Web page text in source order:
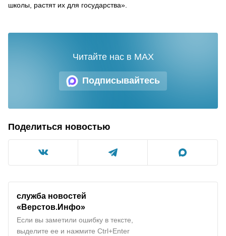
школы, растят их для государства».
Подписывайтесь
Читайте нас в MAX
Поделиться новостью
служба новостей
«Верстов.Инфо»
Если вы заметили ошибку в тексте,
выделите ее и нажмите Ctrl+Enter